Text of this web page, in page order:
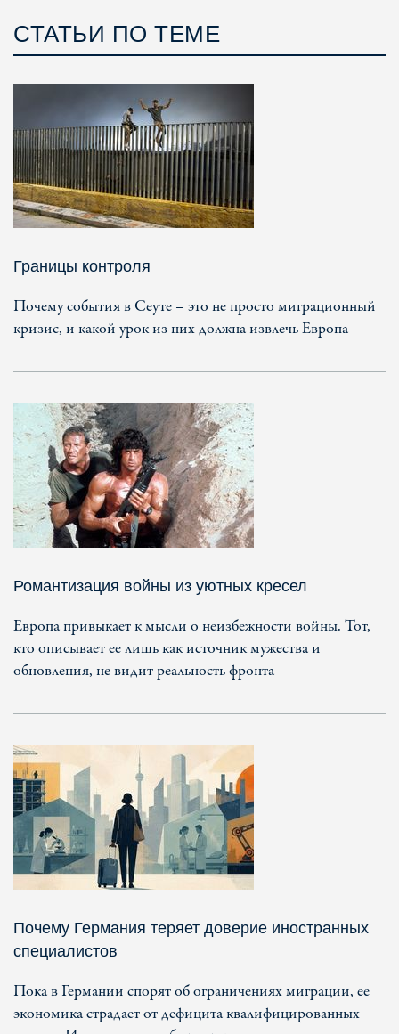
СТАТЬИ ПО ТЕМЕ
Границы контроля
Почему события в Сеуте – это не просто миграционный
кризис, и какой урок из них должна извлечь Европа
Романтизация войны из уютных кресел
Европа привыкает к мысли о неизбежности войны. Тот,
кто описывает ее лишь как источник мужества и
обновления, не видит реальность фронта
Почему Германия теряет доверие иностранных
специалистов
Пока в Германии спорят об ограничениях миграции, ее
экономика страдает от дефицита квалифицированных